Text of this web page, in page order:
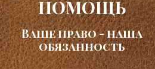
ПОМОЩЬ
Ваше право - наша
обязанность